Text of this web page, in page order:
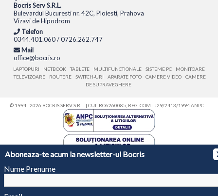
Aboneaza-te acum la newsletter-ul Bocris
Nume Prenume
Bocris Serv S.R.L.
Bulevardul Bucuresti nr. 42C, Ploiesti, Prahova
Vizavi de Hipodrom
Telefon
0344.401.060 / 0726.262.747
Mail
office@bocris.ro
LAPTOPURI NETBOOK TABLETE MULTIFUNCTIONALE SISTEME PC
MONITOARE
TELEVIZOARE
ROUTERE SWITCH-URI APARATE FOTO CAMERE VIDEO
CAMERE
DE SUPRAVEGHERE
© 1994 - 2026 BOCRIS SERV S.R.L. | CUI: RO6260085, REG. COM.: J29/2413/1994ANPC